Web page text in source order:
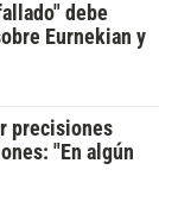
debe
Eurnekian y
precisiones
"En algún